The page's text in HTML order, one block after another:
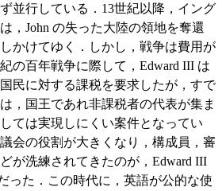
並行している．13世紀以降，イング
，John の失った大陸の領地を奪還
かけてゆく．しかし，戦争は費用が
の百年戦争に際して，Edward III は
民に対する課税を要求したが，すで
，国王であれ非課税者の代表が集ま
ては実現しにくい案件となってい
会の役割が大きくなり，構成員，審
が洗練されてきたのが，Edward III
った．この時代に，英語が公的な使